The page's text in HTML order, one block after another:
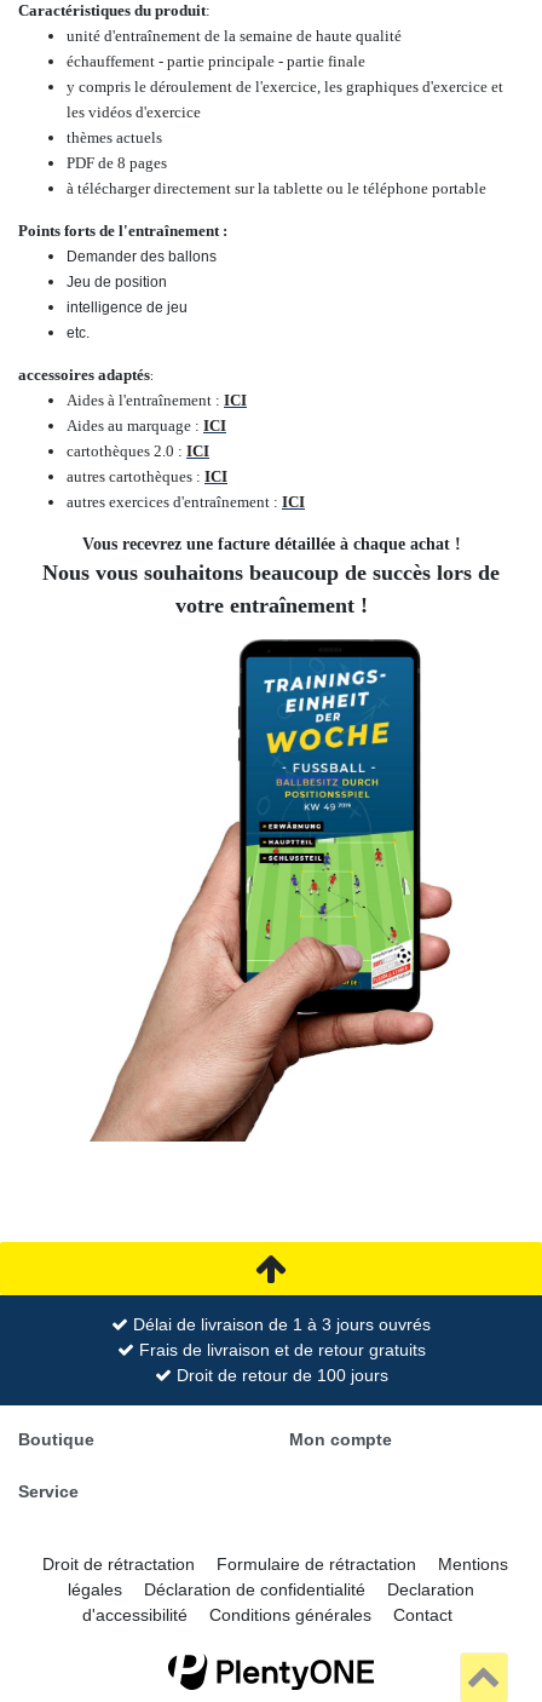
Caractéristiques du produit:
unité d'entraînement de la semaine de haute qualité
échauffement - partie principale - partie finale
y compris le déroulement de l'exercice, les graphiques d'exercice et
les vidéos d'exercice
thèmes actuels
PDF de 8 pages
à télécharger directement sur la tablette ou le téléphone portable
Points forts de l'entraînement :
Demander des ballons
Jeu de position
intelligence de jeu
etc.
accessoires adaptés:
Aides à l'entraînement : ICI
Aides au marquage : ICI
cartothèques 2.0 : ICI
autres cartothèques : ICI
autres exercices d'entraînement : ICI
Vous recevrez une facture détaillée à chaque achat !
Nous vous souhaitons beaucoup de succès lors de
votre entraînement !
Délai de livraison de 1 à 3 jours ouvrés
Frais de livraison et de retour gratuits
Droit de retour de 100 jours
Boutique Mon compte
Service
Droit de rétractation Formulaire de rétractation
Mentions
légales
Déclaration de confidentialité
Declaration
d'accessibilité
Conditions générales Contact